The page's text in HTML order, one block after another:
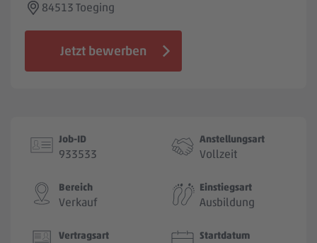
Jobbörse
84513 Toeging
Jetzt bewerben
Job-ID
933533
Anstellungsart
Vollzeit
Bereich
Verkauf
Einstiegsart
Ausbildung
Vertragsart Startdatum